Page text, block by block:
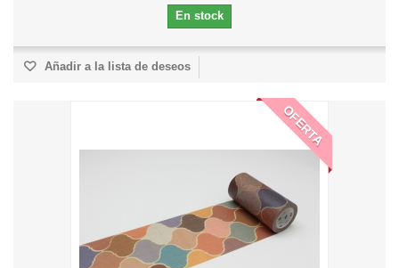
En stock
Añadir a la lista de deseos
OFERTA